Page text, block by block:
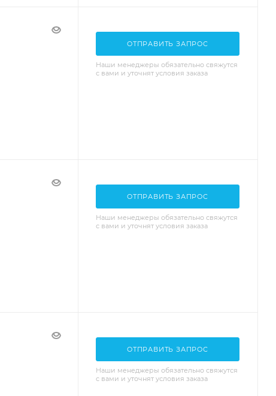
ОТПРАВИТЬ ЗАПРОС
Наши менеджеры обязательно свяжутся
с вами и уточнят условия заказа
ОТПРАВИТЬ ЗАПРОС
Наши менеджеры обязательно свяжутся
с вами и уточнят условия заказа
ОТПРАВИТЬ ЗАПРОС
Наши менеджеры обязательно свяжутся
с вами и уточнят условия заказа